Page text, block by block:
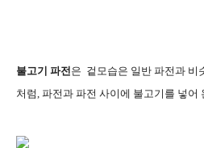
불고기 파전은 겉모습은 일반 파전과 비
처럼, 파전과 파전 사이에 불고기를 넣어